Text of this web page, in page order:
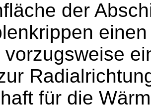
der
vorzugsweise
für die